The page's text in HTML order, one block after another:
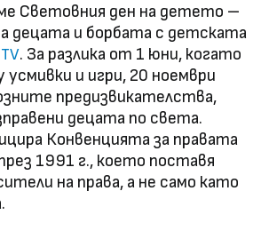
Световния ден на детето –
децата и борбата с детската
. За разлика от 1 юни, когато
и игри, 20 ноември
предизвикателства,
децата по света.
Конвенцията за правата
1991 г., което поставя
на права, а не само като